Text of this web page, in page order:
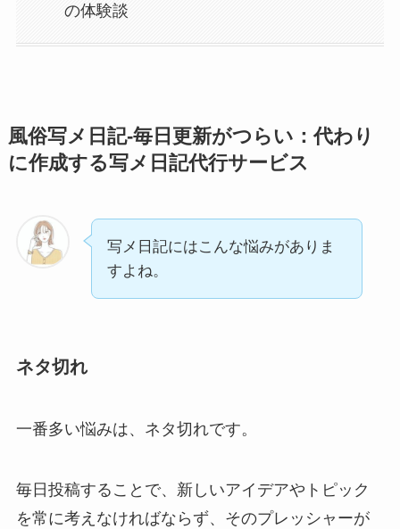
の体験談
風俗写メ日記-毎日更新がつらい：代わり
に作成する写メ日記代行サービス
写メ日記にはこんな悩みがありま
すよね。
ネタ切れ
一番多い悩みは、ネタ切れです。
毎日投稿することで、新しいアイデアやトピック
を常に考えなければならず、そのプレッシャーが